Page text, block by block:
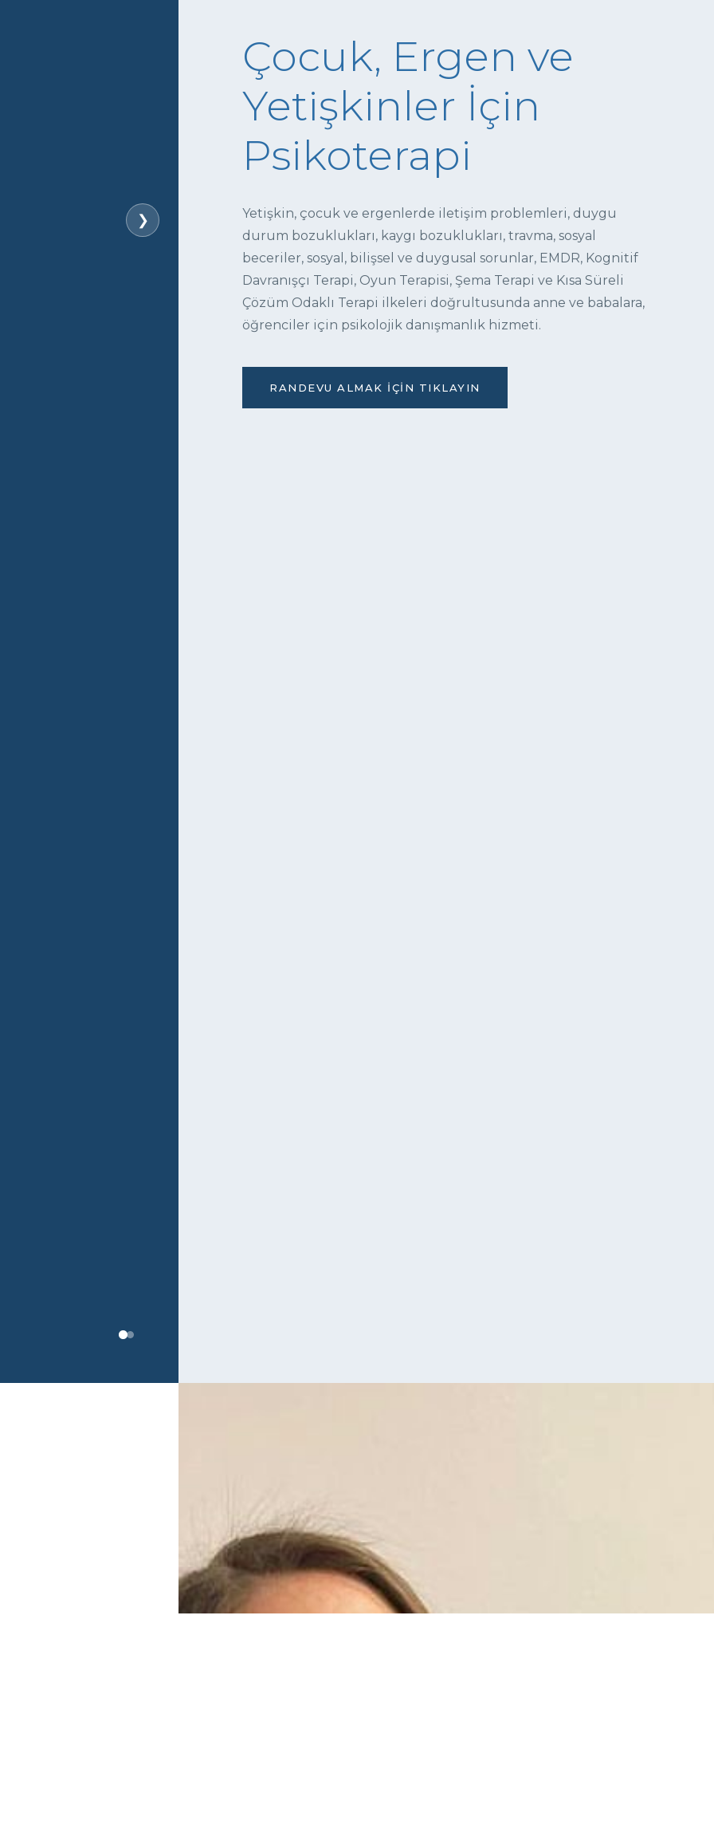
❯
Çocuk, Ergen ve
Yetişkinler İçin
Psikoterapi
Yetişkin, çocuk ve ergenlerde iletişim problemleri, duygu
durum bozuklukları, kaygı bozuklukları, travma, sosyal
beceriler, sosyal, bilişsel ve duygusal sorunlar, EMDR, Kognitif
Davranışçı Terapi, Oyun Terapisi, Şema Terapi ve Kısa Süreli
Çözüm Odaklı Terapi ilkeleri doğrultusunda anne ve babalara,
öğrenciler için psikolojik danışmanlık hizmeti.
RANDEVU ALMAK İÇIN TIKLAYIN